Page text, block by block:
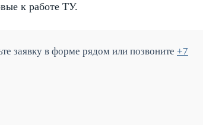
к работе ТУ.
заявку в форме рядом или позвоните +7